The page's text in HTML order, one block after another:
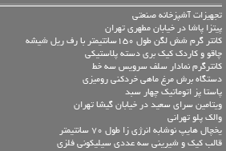
تجهیزات آشپزخانه صنعتی
پیتزا پاشا در خیابان مطهری تهران
کانتر گرم شش لگن طول 150سانتیمتر با رف ریل شیشه
چاقو و کاردک کیک بری دسته پلاستیکی
کانترگرم نمادار سلف سرويس سه خط
دستگاه برش مرغ ماهی خردکنی رومیزی
پاستا پز اتوماتیک چهار سبد
ویتامین سرای سعید در خیابان گیشا تهران
والک پلو تهرانی
یخچال هایپ نوشابه انرژی زا طول 70 سانتیمتر
قالب کیک و شیرینی سه عددی سیلیکونی فلزی